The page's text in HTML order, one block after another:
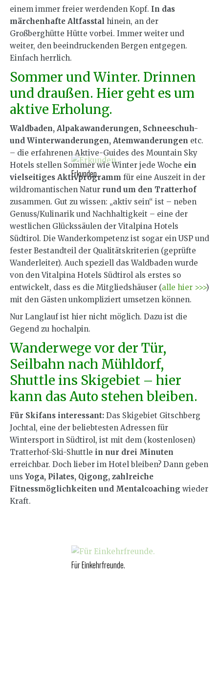
Erkunden.
Für Einkehrfreunde.
einem immer freier werdenden Kopf. In das
märchenhafte Altfasstal hinein, an der
Großberghütte Hütte vorbei. Immer weiter und
weiter, den beeindruckenden Bergen entgegen.
Einfach herrlich.
Sommer und Winter. Drinnen
und draußen. Hier geht es um
aktive Erholung.
Waldbaden, Alpakawanderungen, Schneeschuh-
und Winterwanderungen, Atemwanderungen etc.
– die erfahrenen Aktive-Guides des Mountain Sky
Hotels stellen Sommer wie Winter jede Woche ein
vielseitiges Aktivprogramm für eine Auszeit in der
wildromantischen Natur rund um den Tratterhof
zusammen. Gut zu wissen: „aktiv sein“ ist – neben
Genuss/Kulinarik und Nachhaltigkeit – eine der
westlichen Glückssäulen der Vitalpina Hotels
Südtirol. Die Wanderkompetenz ist sogar ein USP und
fester Bestandteil der Qualitätskriterien (geprüfte
Wanderleiter). Auch speziell das Waldbaden wurde
von den Vitalpina Hotels Südtirol als erstes so
entwickelt, dass es die Mitgliedshäuser (alle hier >>>)
mit den Gästen unkompliziert umsetzen können.
Nur Langlauf ist hier nicht möglich. Dazu ist die
Gegend zu hochalpin.
Wanderwege vor der Tür,
Seilbahn nach Mühldorf,
Shuttle ins Skigebiet – hier
kann das Auto stehen bleiben.
Für Skifans interessant: Das Skigebiet Gitschberg
Jochtal, eine der beliebtesten Adressen für
Wintersport in Südtirol, ist mit dem (kostenlosen)
Tratterhof-Ski-Shuttle in nur drei Minuten
erreichbar. Doch lieber im Hotel bleiben? Dann geben
uns Yoga, Pilates, Qigong, zahlreiche
Fitnessmöglichkeiten und Mentalcoaching wieder
Kraft.